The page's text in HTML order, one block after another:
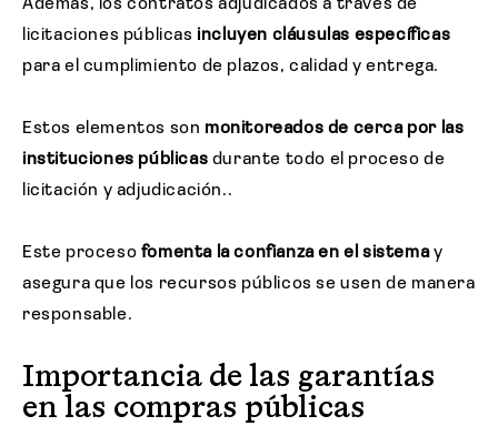
Además, los contratos adjudicados a través de
licitaciones públicas incluyen cláusulas específicas
para el cumplimiento de plazos, calidad y entrega.
Estos elementos son monitoreados de cerca por las
instituciones públicas durante todo el proceso de
licitación y adjudicación..
Este proceso fomenta la confianza en el sistemay
asegura que los recursos públicos se usen de manera
responsable.
Importancia de las garantías
en las compras públicas